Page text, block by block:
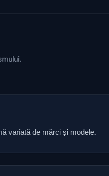
variată de mărci și modele.